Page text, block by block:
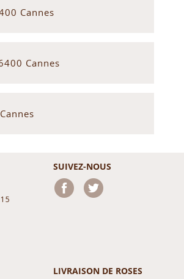
Cannes
Cannes
SUIVEZ-NOUS
Facebook
LIVRAISON DE ROSES